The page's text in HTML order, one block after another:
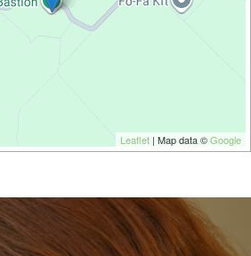
Leaflet | Map data ©Google